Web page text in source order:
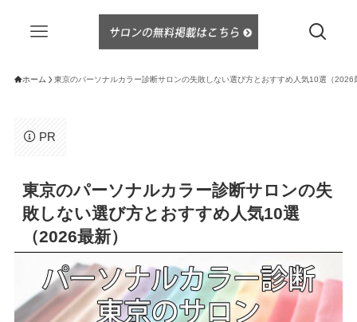
ホーム 東京のパーソナルカラー診断サロンの失敗しない選び方とおすすめ人気10選（2026
PR
東京のパーソナルカラー診断サロンの失
敗しない選び方とおすすめ人気10選
（2026最新）